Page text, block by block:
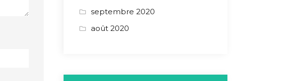
septembre 2020
août 2020